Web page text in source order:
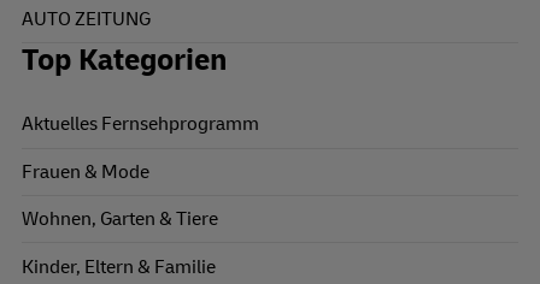
AUTO ZEITUNG
Top Kategorien
Aktuelles Fernsehprogramm
Frauen & Mode
Wohnen, Garten & Tiere
Kinder, Eltern & Familie